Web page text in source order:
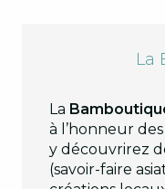
La
La
à l’honneur
y découvrirez
(savoir-faire